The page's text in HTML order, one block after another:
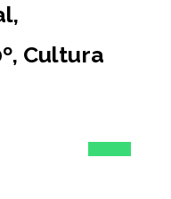
Cultura